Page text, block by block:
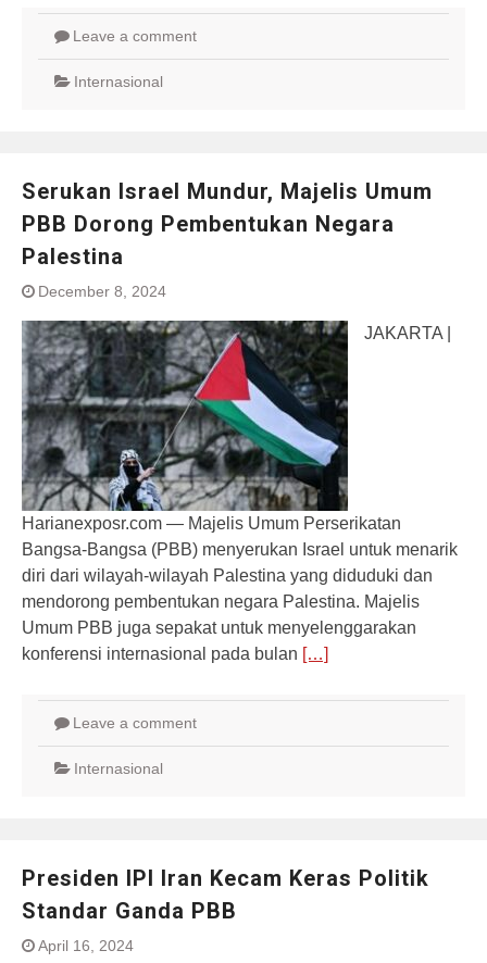
Leave a comment
Internasional
Serukan Israel Mundur, Majelis Umum
PBB Dorong Pembentukan Negara
Palestina
December 8, 2024
JAKARTA |
Harianexposr.com — Majelis Umum Perserikatan
Bangsa-Bangsa (PBB) menyerukan Israel untuk menarik
diri dari wilayah-wilayah Palestina yang diduduki dan
mendorong pembentukan negara Palestina. Majelis
Umum PBB juga sepakat untuk menyelenggarakan
konferensi internasional pada bulan […]
Leave a comment
Internasional
Presiden IPI Iran Kecam Keras Politik
Standar Ganda PBB
April 16, 2024